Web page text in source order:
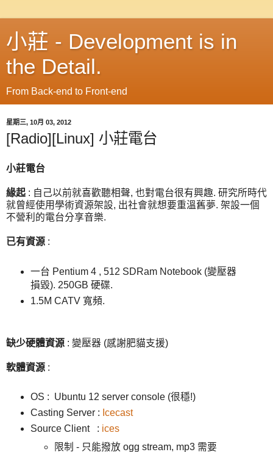
小莊 - Development is in
the Detail.
From Back-end to Front-end
星期三, 10月 03, 2012
[Radio][Linux] 小莊電台
小莊電台
緣起 : 自己以前就喜歡聽相聲, 也對電台很有興趣. 研究所時代
就曾經使用學術資源架設, 出社會就想要重溫舊夢. 架設一個
不營利的電台分享音樂.
已有資源 :
一台 Pentium 4 , 512 SDRam Notebook (變壓器
損毀). 250GB 硬碟.
1.5M CATV 寬頻.
缺少硬體資源 : 變壓器 (感謝肥貓支援)
軟體資源 :
OS : Ubuntu 12 server console (很穩!)
Casting Server : Icecast
Source Client : ices
限制 - 只能撥放 ogg stream, mp3 需要